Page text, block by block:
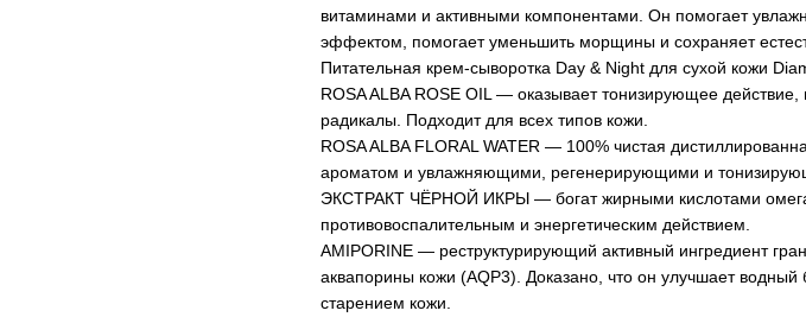
витаминами и активными компонентами. Он помогает
эффектом, помогает уменьшить морщины и сохраняет
Питательная крем-сыворотка Day & Night для сухой кожи
ROSA ALBA ROSE OIL — оказывает тонизирующее действие,
радикалы. Подходит для всех типов кожи.
ROSA ALBA FLORAL WATER — 100% чистая
ароматом и увлажняющими, регенерирующими и
ЭКСТРАКТ ЧЁРНОЙ ИКРЫ — богат жирными кислотами
противовоспалительным и энергетическим действием.
AMIPORINE — реструктурирующий активный ингредиент
аквапорины кожи (AQP3). Доказано, что он улучшает
старением кожи.